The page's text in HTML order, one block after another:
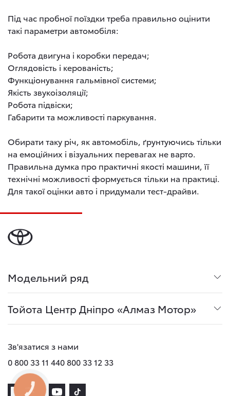
Під час пробної поїздки треба правильно оцінити
такі параметри автомобіля:
Робота двигуна і коробки передач;
Оглядовість і керованість;
Функціонування гальмівної системи;
Якість звукоізоляції;
Робота підвіски;
Габарити та можливості паркування.
Обирати таку річ, як автомобіль, ґрунтуючись тільки
на емоційних і візуальних перевагах не варто.
Правильна думка про практичні якості машини, її
технічні можливості формується тільки на практиці.
Для такої оцінки авто і придумали тест-драйви.
Модельний ряд
Тойота Центр Дніпро «Алмаз Мотор»
Зв'язатися з нами
0 800 33 11 440 800 33 12 33